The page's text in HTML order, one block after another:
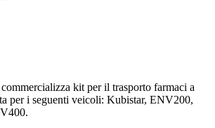
kit per il trasporto farmaci a
per i seguenti veicoli: Kubistar, ENV200,